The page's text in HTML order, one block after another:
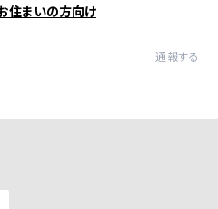
住まいの方向け
通報する